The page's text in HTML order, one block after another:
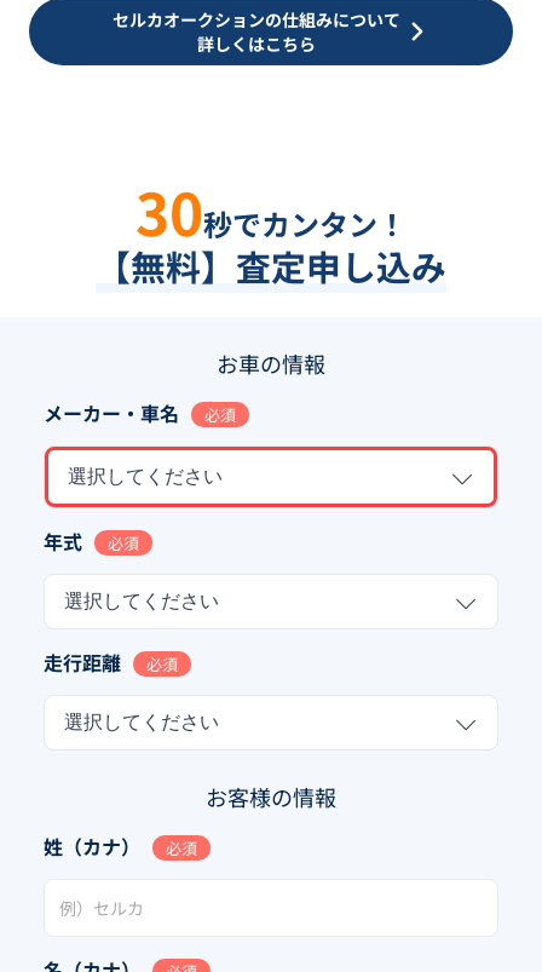
セルカオークションの仕組みについて
詳しくはこちら
30秒でカンタン！
【無料】査定申し込み
お車の情報
メーカー・車名 必須
選択してください
年式 必須
選択してください
走行距離 必須
選択してください
お客様の情報
姓（カナ） 必須